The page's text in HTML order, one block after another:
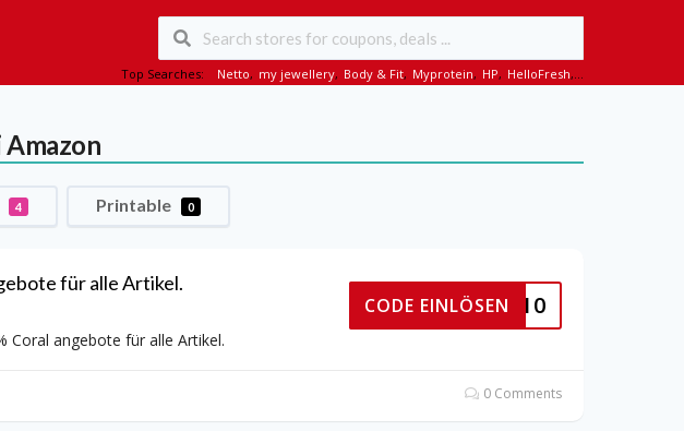
Top Searches: Netto, my jewellery, Body & Fit, Myprotein, HP, HelloFresh,...
Amazon
4 Printable 0
für alle Artikel.
Coral angebote für alle Artikel.
CORAL10
CODE EINLÖSEN
0 Comments